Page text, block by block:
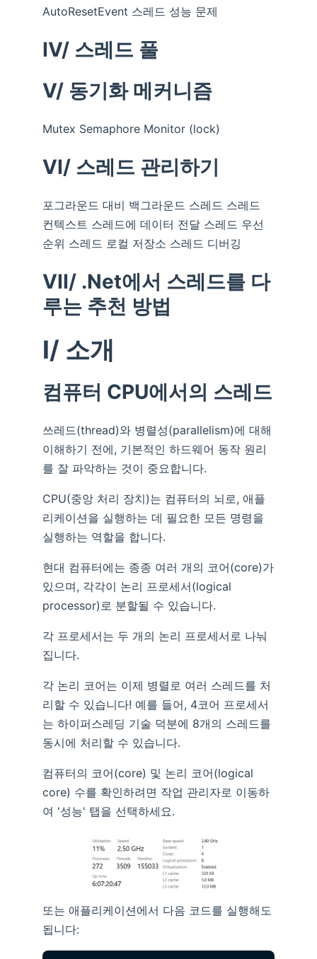
AutoResetEvent 스레드 성능 문제
IV/ 스레드 풀
V/ 동기화 메커니즘
Mutex Semaphore Monitor (lock)
VI/ 스레드 관리하기
포그라운드 대비 백그라운드 스레드 스레드
컨텍스트 스레드에 데이터 전달 스레드 우선
순위 스레드 로컬 저장소 스레드 디버깅
VII/ .Net에서 스레드를 다
루는 추천 방법
I/ 소개
컴퓨터 CPU에서의 스레드
쓰레드(thread)와 병렬성(parallelism)에 대해
이해하기 전에, 기본적인 하드웨어 동작 원리
를 잘 파악하는 것이 중요합니다.
CPU(중앙 처리 장치)는 컴퓨터의 뇌로, 애플
리케이션을 실행하는 데 필요한 모든 명령을
실행하는 역할을 합니다.
현대 컴퓨터에는 종종 여러 개의 코어(core)가
있으며, 각각이 논리 프로세서(logical
processor)로 분할될 수 있습니다.
각 프로세서는 두 개의 논리 프로세서로 나눠
집니다.
각 논리 코어는 이제 병렬로 여러 스레드를 처
리할 수 있습니다! 예를 들어, 4코어 프로세서
는 하이퍼스레딩 기술 덕분에 8개의 스레드를
동시에 처리할 수 있습니다.
컴퓨터의 코어(core) 및 논리 코어(logical
core) 수를 확인하려면 작업 관리자로 이동하
여 '성능' 탭을 선택하세요.
또는 애플리케이션에서 다음 코드를 실행해도
됩니다: